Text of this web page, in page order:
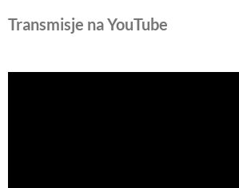
Transmisje na YouTube